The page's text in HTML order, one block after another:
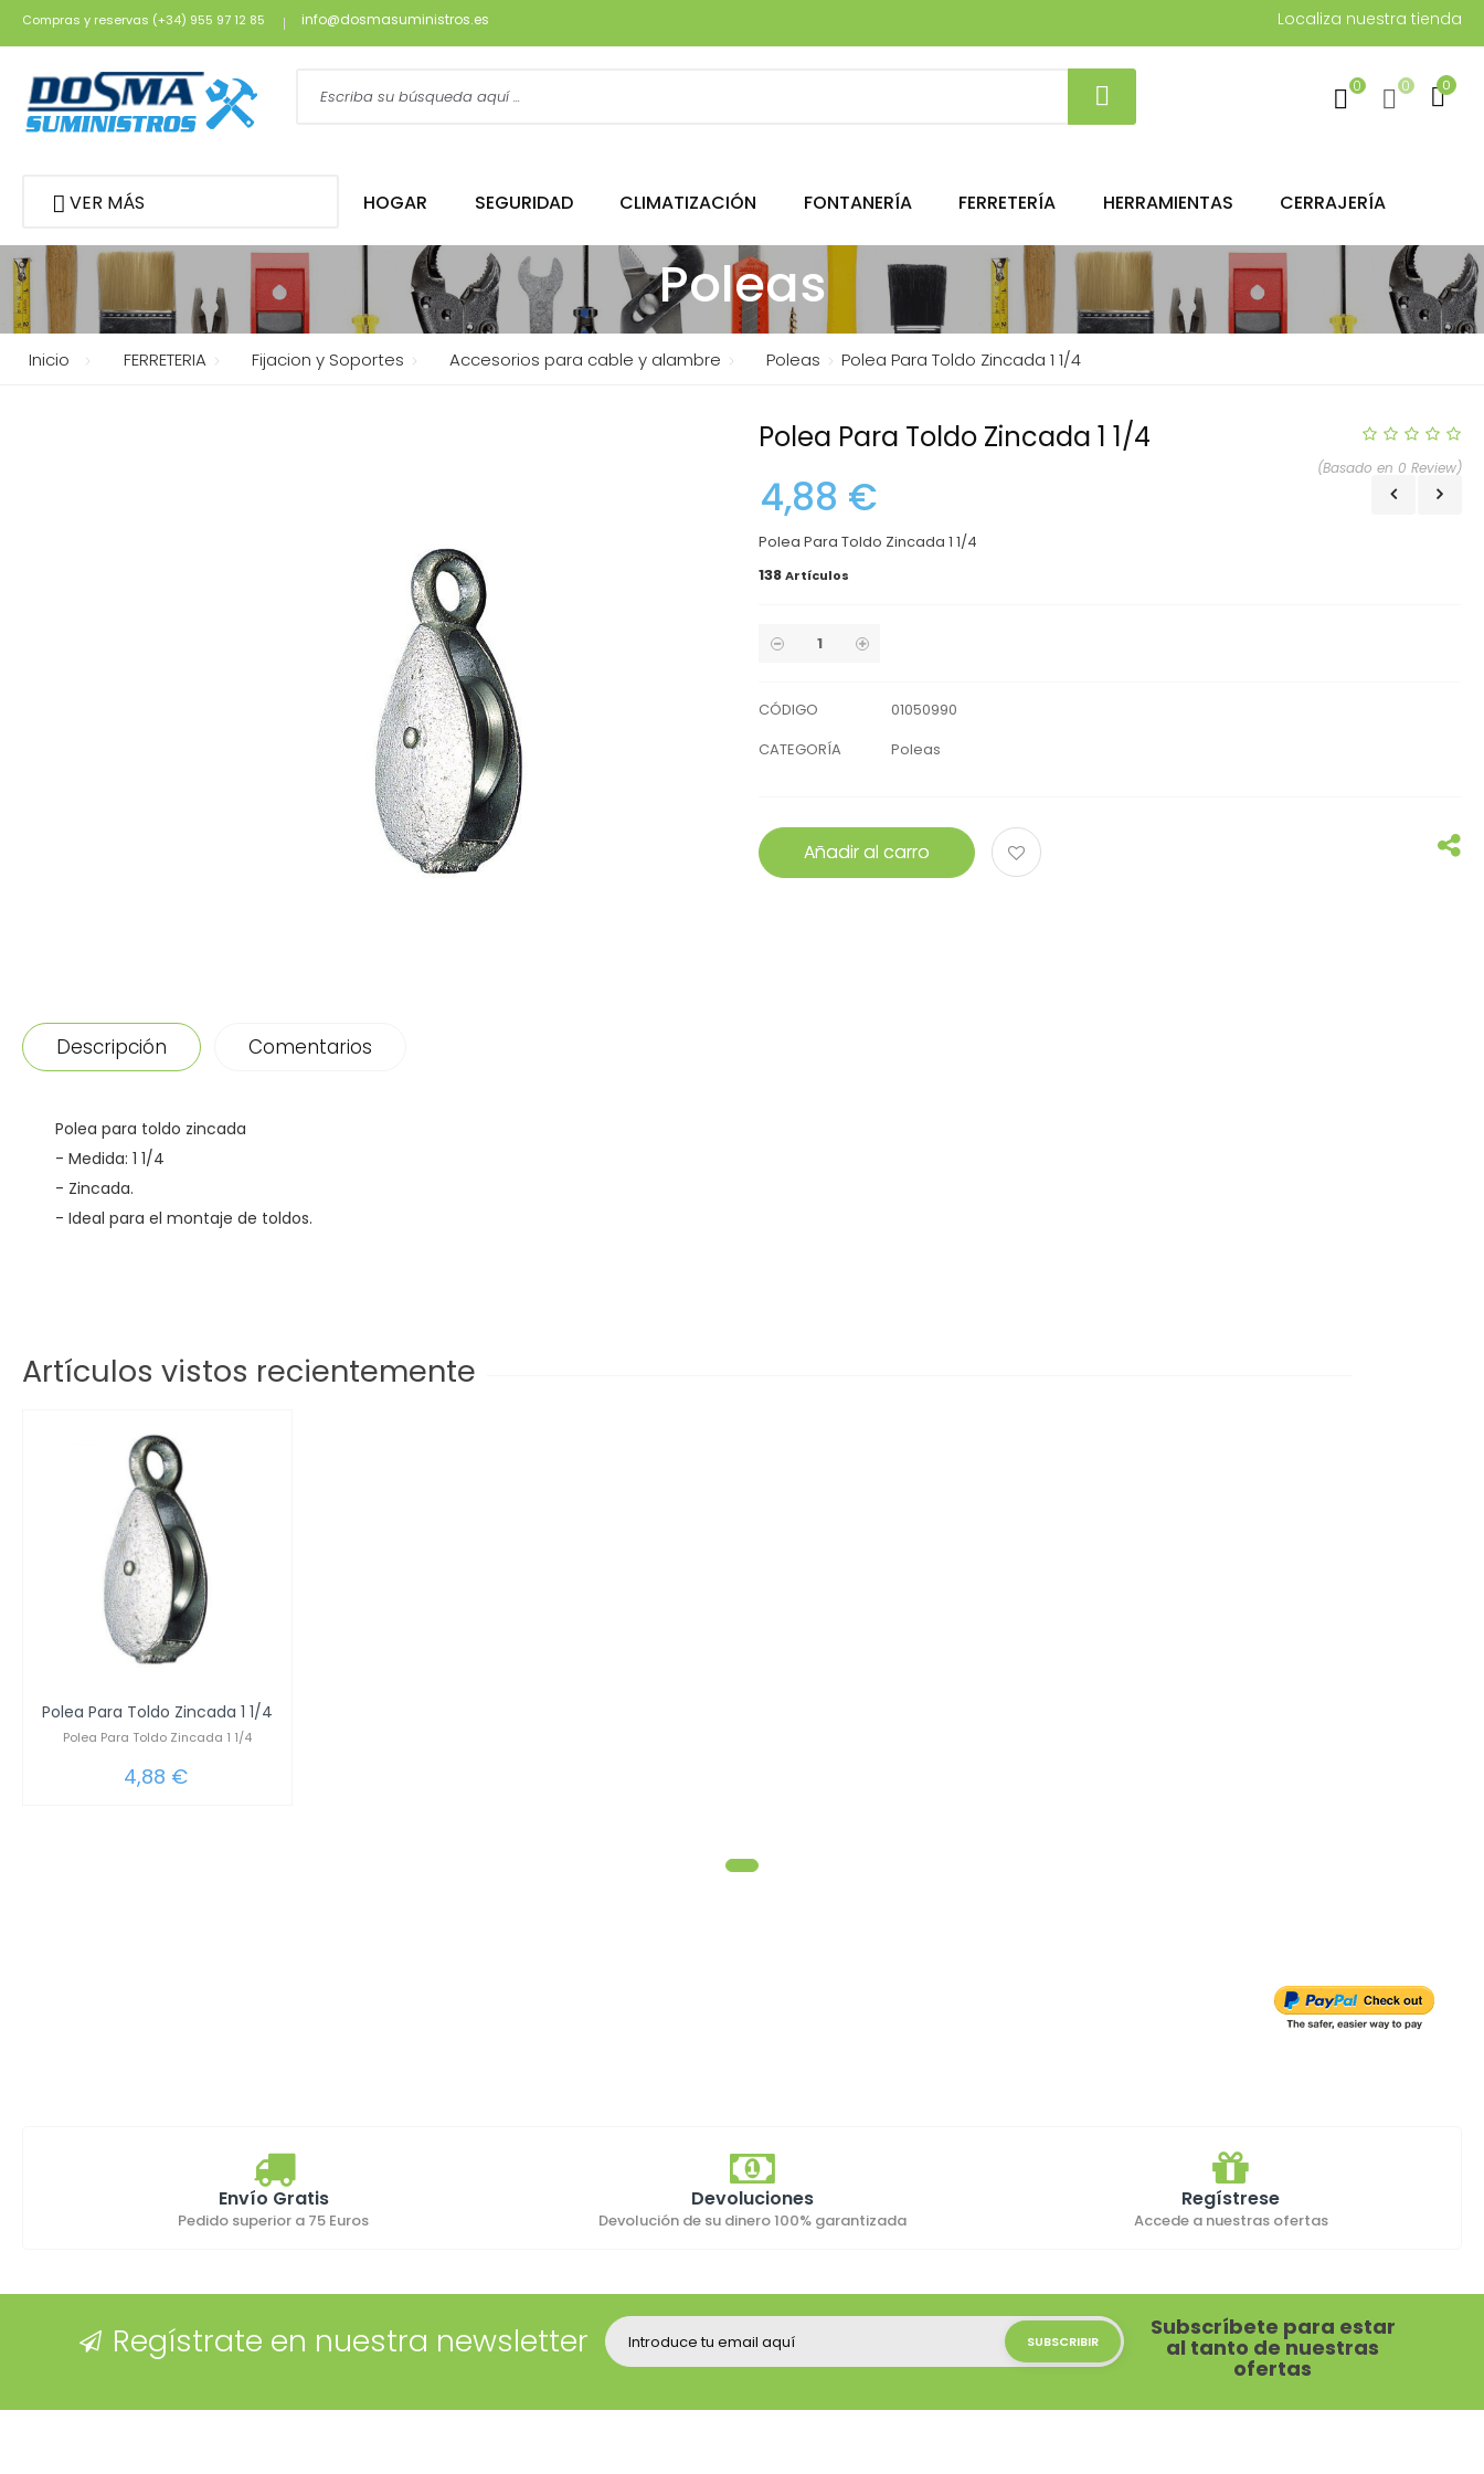
Compras y reservas (+34) 955 97 12 85 info@dosmasuministros.es Localiza nuestra tienda
0
0 0
VER MÁS HOGAR SEGURIDAD CLIMATIZACIÓN FONTANERÍA FERRETERÍA HERRAMIENTAS CERRAJERÍA
Poleas
Inicio FERRETERIA Fijacion y Soportes Accesorios para cable y alambre Poleas Polea Para Toldo Zincada 1 1/4
(Basado en 0 Review)
Polea Para Toldo Zincada 1 1/4
4,88 €
Polea Para Toldo Zincada 1 1/4
138Artículos
CÓDIGO
01050990
CATEGORÍA
Poleas
Añadir al carro
Descripción Comentarios
Polea para toldo zincada
- Medida: 1 1/4
- Zincada.
- Ideal para el montaje de toldos.
Artículos vistos recientemente
Polea Para Toldo Zincada 1 1/4
Polea Para Toldo Zincada 1 1/4
4,88 €
Envío Gratis
Pedido superior a 75 Euros
Devoluciones
Devolución de su dinero 100% garantizada
Regístrese
Accede a nuestras ofertas
Regístrate en nuestra newsletter Subscríbete para estar
al tanto de nuestras
ofertas